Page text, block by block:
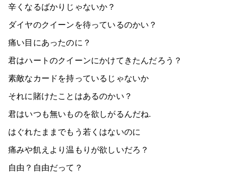
辛くなるばかりじゃないか？
ダイヤのクイーンを待っているのかい？
痛い目にあったのに？
君はハートのクイーンにかけてきたんだろう？
素敵なカードを持っているじゃないか
それに賭けたことはあるのかい？
君はいつも無いものを欲しがるんだね.
はぐれたままでもう若くはないのに
痛みや飢えより温もりが欲しいだろ？
自由？自由だって？